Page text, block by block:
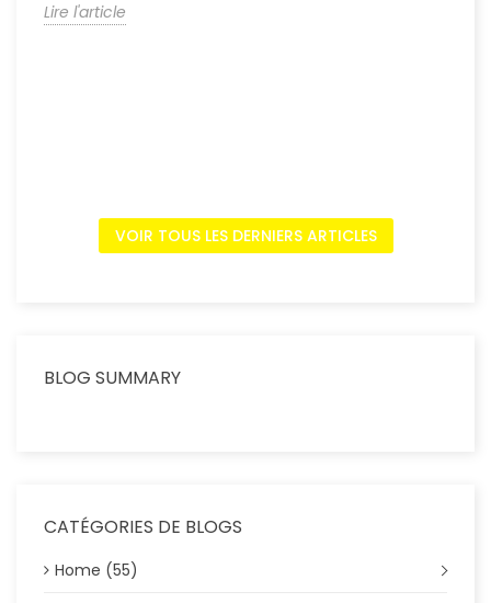
Lire l'article
VOIR TOUS LES DERNIERS ARTICLES
BLOG SUMMARY
CATÉGORIES DE BLOGS
Home (55)